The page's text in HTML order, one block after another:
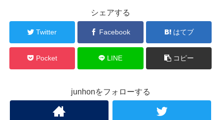
シェアする
Twitter Facebook はてブ
Pocket LINE コピー
junhonをフォローする